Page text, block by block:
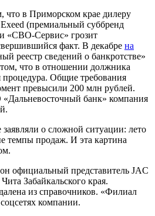
что в Приморском крае дилеру
(премиальный суббренд
«СВО-Сервис» грозит
факт. В декабре на
реестр сведений о банкротстве»
что в отношении должника
процедура. Общие требования
превысили 200 млн рублей.
банк» компания
о сложной ситуации: лето
темпы продаж. И эта картина
официальный представитель JAC
Забайкальского края.
из справочников. «Филиал
компании.